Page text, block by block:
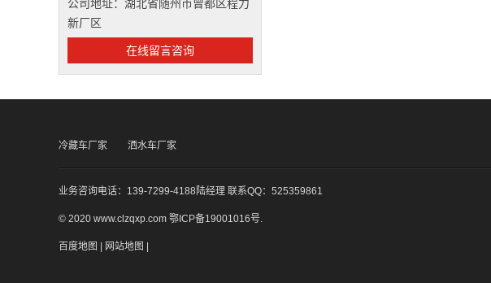
公司地址：湖北省随州市曾都区程力
新厂区
在线留言咨询
冷藏车厂家 洒水车厂家
业务咨询电话：139-7299-4188陆经理 联系QQ：525359861
© 2020 www.clzqxp.com 鄂ICP备19001016号
百度地图 | 网站地图 |